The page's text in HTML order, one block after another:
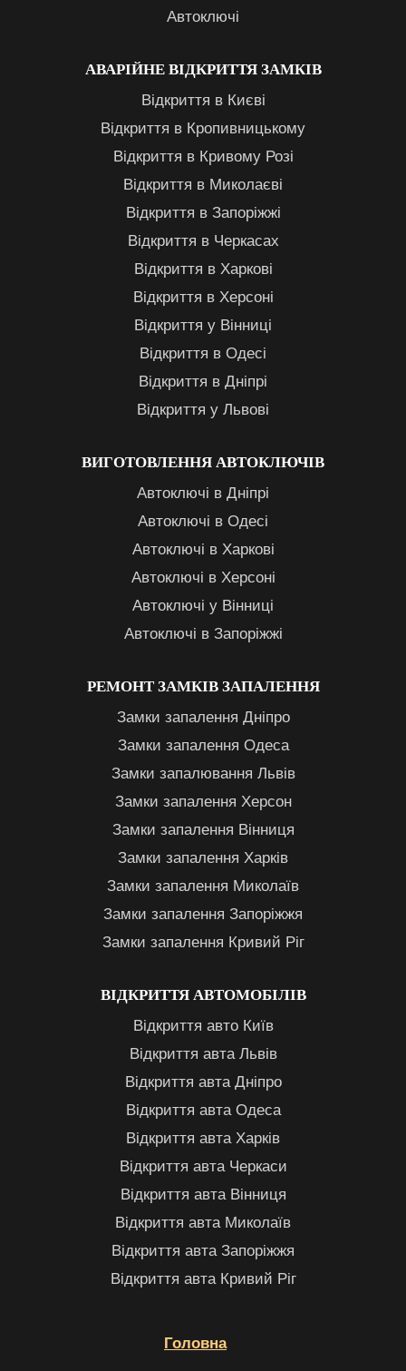
Автоключі
АВАРІЙНЕ ВІДКРИТТЯ ЗАМКІВ
Відкриття в Києві
Відкриття в Кропивницькому
Відкриття в Кривому Розі
Відкриття в Миколаєві
Відкриття в Запоріжжі
Відкриття в Черкасах
Відкриття в Харкові
Відкриття в Херсоні
Відкриття у Вінниці
Відкриття в Одесі
Відкриття в Дніпрі
Відкриття у Львові
ВИГОТОВЛЕННЯ АВТОКЛЮЧІВ
Автоключі в Дніпрі
Автоключі в Одесі
Автоключі в Харкові
Автоключі в Херсоні
Автоключі у Вінниці
Автоключі в Запоріжжі
РЕМОНТ ЗАМКІВ ЗАПАЛЕННЯ
Замки запалення Дніпро
Замки запалення Одеса
Замки запалювання Львів
Замки запалення Херсон
Замки запалення Вінниця
Замки запалення Харків
Замки запалення Миколаїв
Замки запалення Запоріжжя
Замки запалення Кривий Ріг
ВІДКРИТТЯ АВТОМОБІЛІВ
Відкриття авто Київ
Відкриття авта Львів
Відкриття авта Дніпро
Відкриття авта Одеса
Відкриття авта Харків
Відкриття авта Черкаси
Відкриття авта Вінниця
Відкриття авта Миколаїв
Відкриття авта Запоріжжя
Відкриття авта Кривий Ріг
Головна